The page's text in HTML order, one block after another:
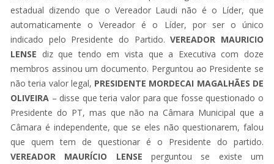
estadual dizendo que o Vereador Laudi não é o Líder, que
automaticamente o Vereador é o Líder, por ser o único
indicado pelo Presidente do Partido.VEREADOR MAURICIO
LENSE diz que tendo em vista que a Executiva com doze
membros assinou um documento. Perguntou ao Presidente se
não teria valor legal, PRESIDENTE MORDECAI MAGALHÃES DE
OLIVEIRA – disse que teria valor para que fosse questionado o
Presidente do PT, mas que não na Câmara Municipal que a
Câmara é independente, que se eles não questionarem, falou
que quem tem de questionar é o Presidente do partido.
VEREADOR MAURÍCIO LENSE perguntou se existe um